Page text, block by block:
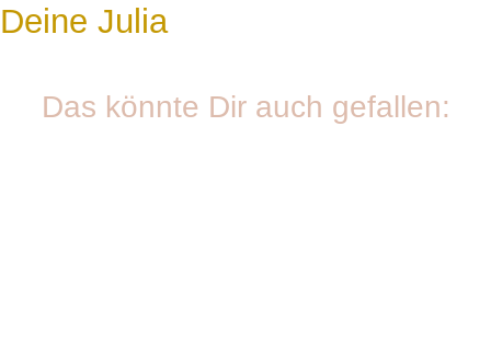
Deine Julia
Das könnte Dir auch gefallen: